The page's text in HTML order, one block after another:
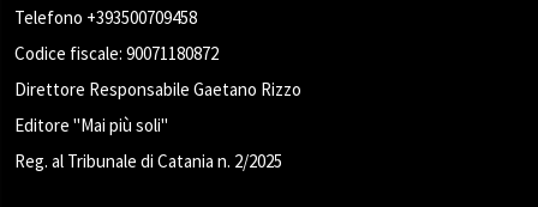
Telefono +393500709458
Codice fiscale: 90071180872
Direttore Responsabile Gaetano Rizzo
Editore "Mai più soli"
Reg. al Tribunale di Catania n. 2/2025